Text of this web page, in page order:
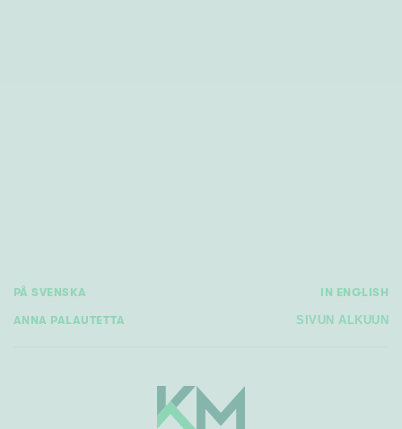
PÅ SVENSKA IN ENGLISH
ANNA PALAUTETTA SIVUN ALKUUN